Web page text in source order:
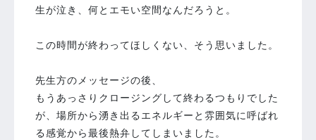
生が泣き、何とエモい空間なんだろうと。
この時間が終わってほしくない、そう思いました。
先生方のメッセージの後、
もうあっさりクロージングして終わるつもりでした
が、場所から湧き出るエネルギーと雰囲気に呼ばれ
る感覚から最後熱弁してしまいました。